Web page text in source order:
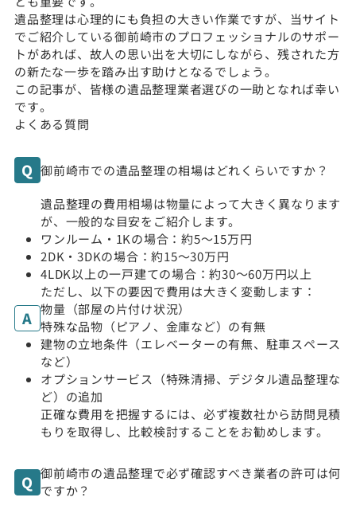
遺品整理は心理的にも負担の大きい作業ですが、当サイト
でご紹介している御前崎市のプロフェッショナルのサポー
トがあれば、故人の思い出を大切にしながら、残された方
の新たな一歩を踏み出す助けとなるでしょう。
この記事が、皆様の遺品整理業者選びの一助となれば幸い
です。
よくある質問
御前崎市での遺品整理の相場はどれくらいですか？
遺品整理の費用相場は物量によって大きく異なります
が、一般的な目安をご紹介します。
ワンルーム・1Kの場合：約5〜15万円
2DK・3DKの場合：約15〜30万円
4LDK以上の一戸建ての場合：約30〜60万円以上
ただし、以下の要因で費用は大きく変動します：
物量（部屋の片付け状況）
特殊な品物（ピアノ、金庫など）の有無
建物の立地条件（エレベーターの有無、駐車スペース
など）
オプションサービス（特殊清掃、デジタル遺品整理な
ど）の追加
正確な費用を把握するには、必ず複数社から訪問見積
もりを取得し、比較検討することをお勧めします。
御前崎市の遺品整理で必ず確認すべき業者の許可は何
ですか？